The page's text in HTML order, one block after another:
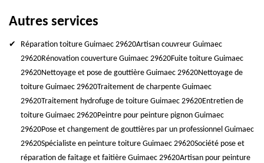
Autres services
Réparation toiture Guimaec 29620Artisan couvreur Guimaec
29620Rénovation couverture Guimaec 29620Fuite toiture Guimaec
29620Nettoyage et pose de gouttière Guimaec 29620Nettoyage de
toiture Guimaec 29620Traitement de charpente Guimaec
29620Traitement hydrofuge de toiture Guimaec 29620Entretien de
toiture Guimaec 29620Peintre pour peinture pignon Guimaec
29620Pose et changement de gouttières par un professionnel Guimaec
29620Spécialiste en peinture toiture Guimaec 29620Société pose et
réparation de faitage et faitière Guimaec 29620Artisan pour peinture